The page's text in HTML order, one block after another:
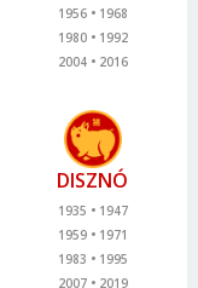
1956
1968
1980
1992
2004
2016
DISZNÓ
1935
1947
1959
1971
1983
1995
2007
2019